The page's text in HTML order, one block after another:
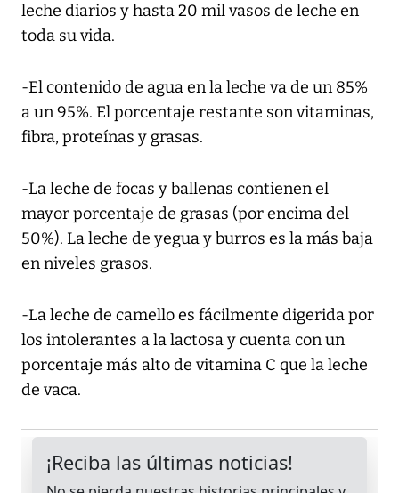
leche diarios y hasta 20 mil vasos de leche en
toda su vida.
-El contenido de agua en la leche va de un 85%
a un 95%. El porcentaje restante son vitaminas,
fibra, proteínas y grasas.
-La leche de focas y ballenas contienen el
mayor porcentaje de grasas (por encima del
50%). La leche de yegua y burros es la más baja
en niveles grasos.
-La leche de camello es fácilmente digerida por
los intolerantes a la lactosa y cuenta con un
porcentaje más alto de vitamina C que la leche
de vaca.